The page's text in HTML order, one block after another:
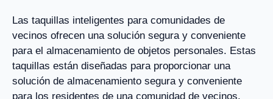
Las taquillas inteligentes para comunidades de
vecinos ofrecen una solución segura y conveniente
para el almacenamiento de objetos personales. Estas
taquillas están diseñadas para proporcionar una
solución de almacenamiento segura y conveniente
para los residentes de una comunidad de vecinos.